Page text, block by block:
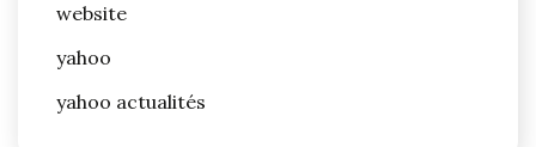
website
yahoo
yahoo actualités